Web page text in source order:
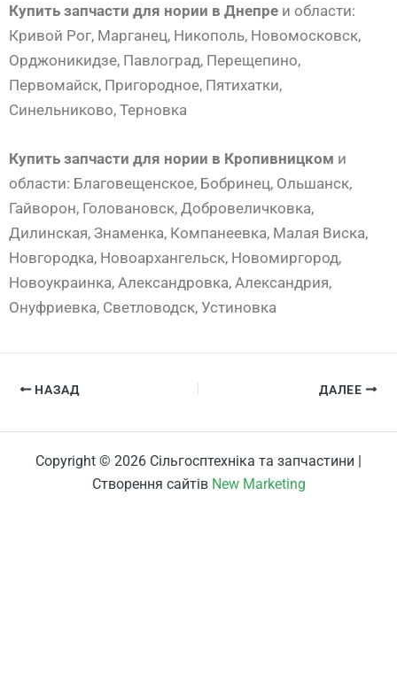
Купить запчасти для нории в Днепре и области:
Кривой Рог, Марганец, Никополь, Новомосковск,
Орджоникидзе, Павлоград, Перещепино,
Первомайск, Пригородное, Пятихатки,
Синельниково, Терновка
Купить запчасти для нории в Кропивницком и
области: Благовещенское, Бобринец, Ольшанск,
Гайворон, Головановск, Добровеличковка,
Дилинская, Знаменка, Компанеевка, Малая Виска,
Новгородка, Новоархангельск, Новомиргород,
Новоукраинка, Александровка, Александрия,
Онуфриевка, Светловодск, Устиновка
НАЗАД ДАЛЕЕ
Copyright © 2026 Сільгосптехніка та запчастини |
Створення сайтів New Marketing